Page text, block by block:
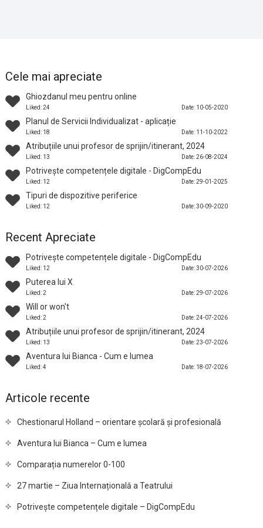
Cele mai apreciate
Ghiozdanul meu pentru online
Liked: 24 Date: 10-05-2020
Planul de Servicii Individualizat - aplicație
Liked: 18 Date: 11-10-2022
Atribuțiile unui profesor de sprijin/itinerant, 2024
Liked: 13 Date: 26-08-2024
Potrivește competențele digitale - DigCompEdu
Liked: 12 Date: 29-01-2025
Tipuri de dispozitive periferice
Liked: 12 Date: 30-09-2020
Recent Apreciate
Potrivește competențele digitale - DigCompEdu
Liked: 12 Date: 30-07-2026
Puterea lui X
Liked: 2 Date: 29-07-2026
Will or won't
Liked: 2 Date: 24-07-2026
Atribuțiile unui profesor de sprijin/itinerant, 2024
Liked: 13 Date: 23-07-2026
Aventura lui Bianca - Cum e lumea
Liked: 4 Date: 18-07-2026
Articole recente
Chestionarul Holland – orientare școlară și profesională
Aventura lui Bianca – Cum e lumea
Comparația numerelor 0-100
27 martie – Ziua Internațională a Teatrului
Potrivește competențele digitale – DigCompEdu